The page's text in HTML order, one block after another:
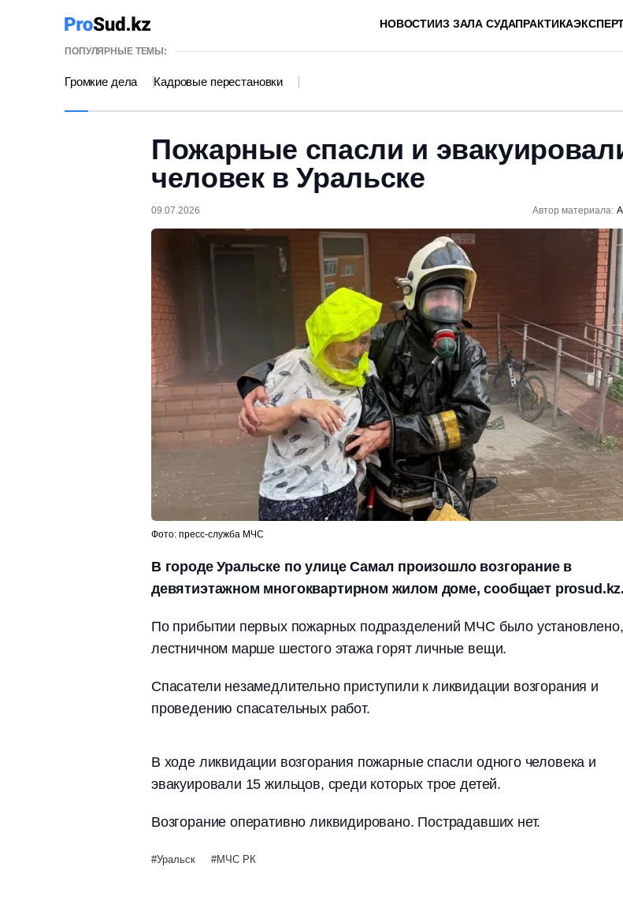
НОВОСТИИЗ ЗАЛА СУДАПРАКТИКА
ПОПУЛЯРНЫЕ ТЕМЫ:
Громкие дела Кадровые перестановки
Пожарные спасли и
человек в Уральске
09.07.2026 Автор материала:
Фото: пресс-служба МЧС
В городе Уральске по улице Самал произошло возгорание в
девятиэтажном многоквартирном жилом доме, сообщает prosud.kz.
По прибытии первых пожарных подразделений МЧС было
лестничном марше шестого этажа горят личные вещи.
Спасатели незамедлительно приступили к ликвидации возгорания и
проведению спасательных работ.
В ходе ликвидации возгорания пожарные спасли одного человека и
эвакуировали 15 жильцов, среди которых трое детей.
Возгорание оперативно ликвидировано. Пострадавших нет.
Уральск МЧС РК